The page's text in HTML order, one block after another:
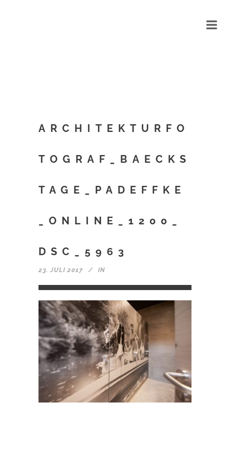
ARCHITEKTURFO
TOGRAF_BAECKS
TAGE_PADEFFKE
_ONLINE_1200_
DSC_5963
23. JULI 2017 IN